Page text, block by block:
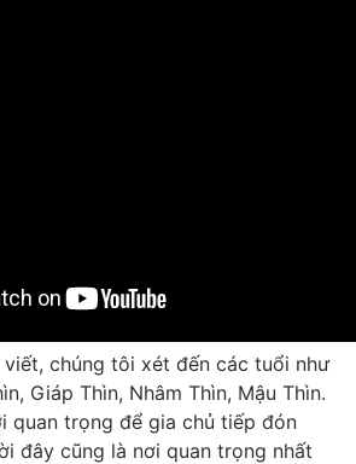
chúng tôi xét đến các tuổi như
Giáp Thìn, Nhâm Thìn, Mậu Thìn.
quan trọng để gia chủ tiếp đón
đây cũng là nơi quan trọng nhất